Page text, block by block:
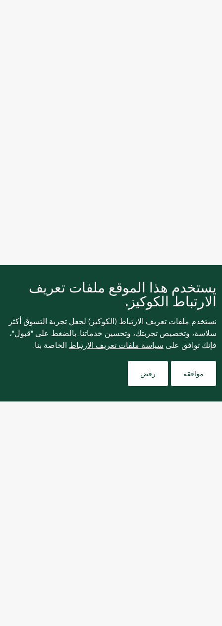
يستخدم هذا الموقع ملفات تعريف
الارتباط الكوكيز.
نستخدم ملفات تعريف الارتباط (الكوكيز) لجعل تجربة التسوق أكثر
سلاسة، وتخصيص تجربتك، وتحسين خدماتنا. بالضغط على "قبول"،
فإنك توافق على سياسة ملفات تعريف الارتباط الخاصة بنا.
موافقة رفض